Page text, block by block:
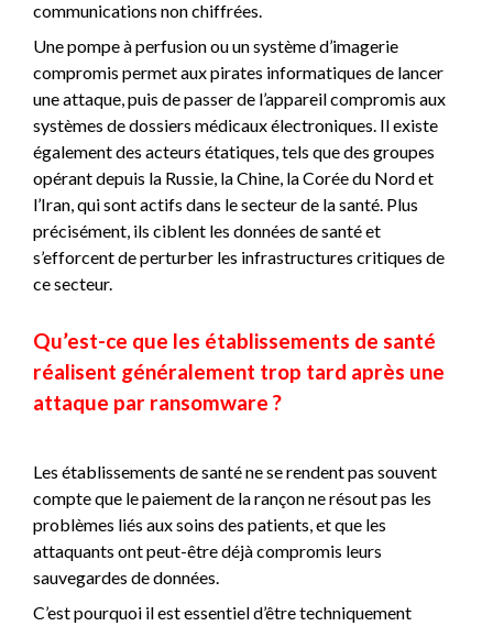
communications non chiffrées.
Une pompe à perfusion ou un système d’imagerie
compromis permet aux pirates informatiques de lancer
une attaque, puis de passer de l’appareil compromis aux
systèmes de dossiers médicaux électroniques. Il existe
également des acteurs étatiques, tels que des groupes
opérant depuis la Russie, la Chine, la Corée du Nord et
l’Iran, qui sont actifs dans le secteur de la santé. Plus
précisément, ils ciblent les données de santé et
s’efforcent de perturber les infrastructures critiques de
ce secteur.
Qu’est-ce que les établissements de santé
réalisent généralement trop tard après une
attaque par ransomware ?
Les établissements de santé ne se rendent pas souvent
compte que le paiement de la rançon ne résout pas les
problèmes liés aux soins des patients, et que les
attaquants ont peut-être déjà compromis leurs
sauvegardes de données.
C’est pourquoi il est essentiel d’être techniquement